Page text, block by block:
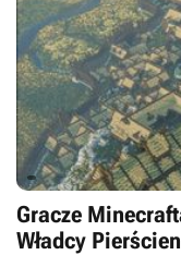
Gracze
Władcy